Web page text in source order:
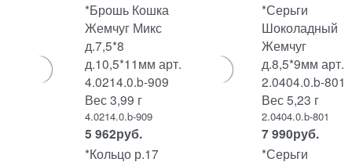
*Брошь Кошка
Жемчуг Микс
д.7,5*8
д.10,5*11мм арт.
4.0214.0.b-909
Вес 3,99 г
4.0214.0.b-909
5 962руб.
*Серьги
Шоколадный
Жемчуг
д.8,5*9мм арт.
2.0404.0.b-801
Вес 5,23 г
2.0404.0.b-801
7 990руб.
*Кольцо р.17
*Серьги